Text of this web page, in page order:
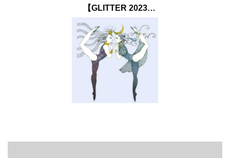
【GLITTER 2023
SUMMER issue】